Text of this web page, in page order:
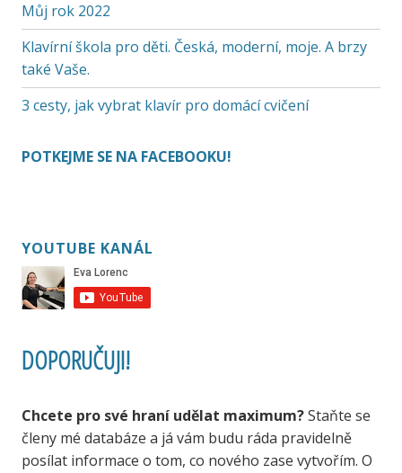
Můj rok 2022
Klavírní škola pro děti. Česká, moderní, moje. A brzy
také Vaše.
3 cesty, jak vybrat klavír pro domácí cvičení
POTKEJME SE NA FACEBOOKU!
YOUTUBE KANÁL
DOPORUČUJI!
Chcete pro své hraní udělat maximum?Staňte se
členy mé databáze a já vám budu ráda pravidelně
posílat informace o tom, co nového zase vytvořím. O